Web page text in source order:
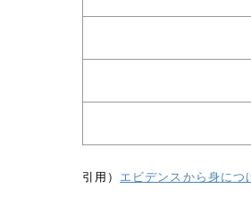
引用） エビデンスから身に